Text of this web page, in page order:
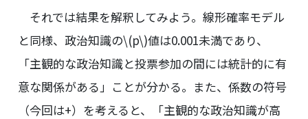
それでは結果を解釈してみよう。線形確率モデル
と同様、政治知識の\(p\)値は0.001未満であり、
「主観的な政治知識と投票参加の間には統計的に有
意な関係がある」ことが分かる。また、係数の符号
（今回は+）を考えると、「主観的な政治知識が高